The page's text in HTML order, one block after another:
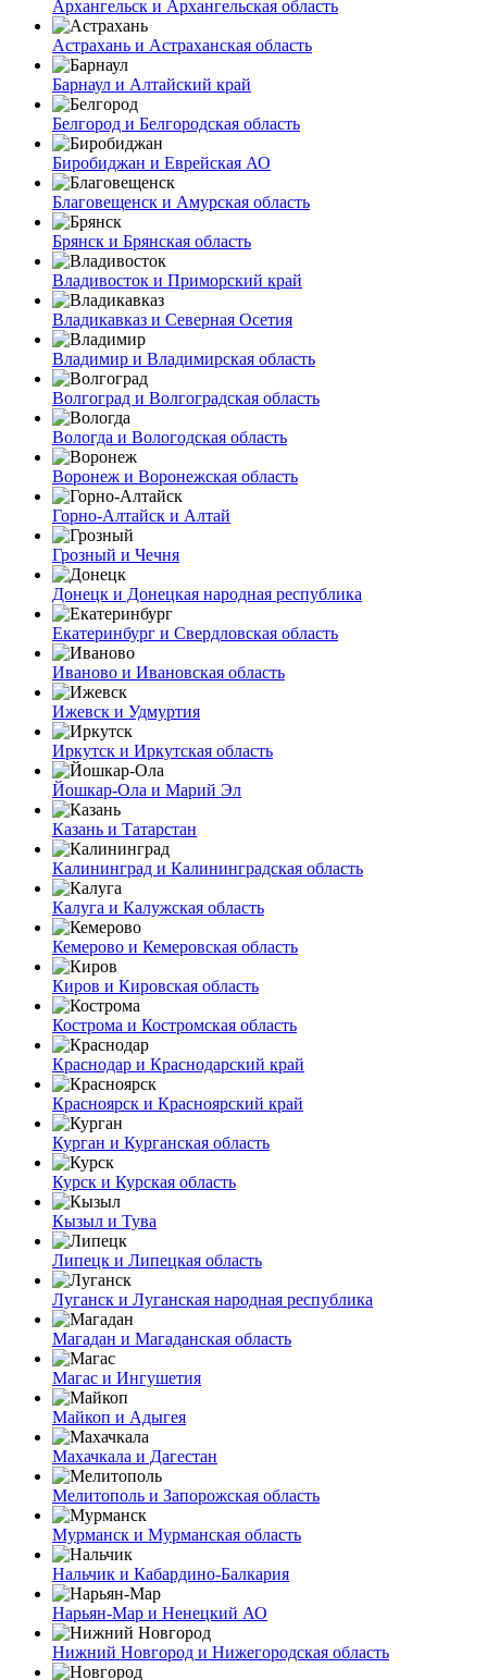
Архангельск и Архангельская область
Астрахань и Астраханская область
Барнаул и Алтайский край
Белгород и Белгородская область
Биробиджан и Еврейская АО
Благовещенск и Амурская область
Брянск и Брянская область
Владивосток и Приморский край
Владикавказ и Северная Осетия
Владимир и Владимирская область
Волгоград и Волгоградская область
Вологда и Вологодская область
Воронеж и Воронежская область
Горно-Алтайск и Алтай
Грозный и Чечня
Донецк и Донецкая народная республика
Екатеринбург и Свердловская область
Иваново и Ивановская область
Ижевск и Удмуртия
Иркутск и Иркутская область
Йошкар-Ола и Марий Эл
Казань и Татарстан
Калининград и Калининградская область
Калуга и Калужская область
Кемерово и Кемеровская область
Киров и Кировская область
Кострома и Костромская область
Краснодар и Краснодарский край
Красноярск и Красноярский край
Курган и Курганская область
Курск и Курская область
Кызыл и Тува
Липецк и Липецкая область
Луганск и Луганская народная республика
Магадан и Магаданская область
Магас и Ингушетия
Майкоп и Адыгея
Махачкала и Дагестан
Мелитополь и Запорожская область
Мурманск и Мурманская область
Нальчик и Кабардино-Балкария
Нарьян-Мар и Ненецкий АО
Нижний Новгород и Нижегородская область